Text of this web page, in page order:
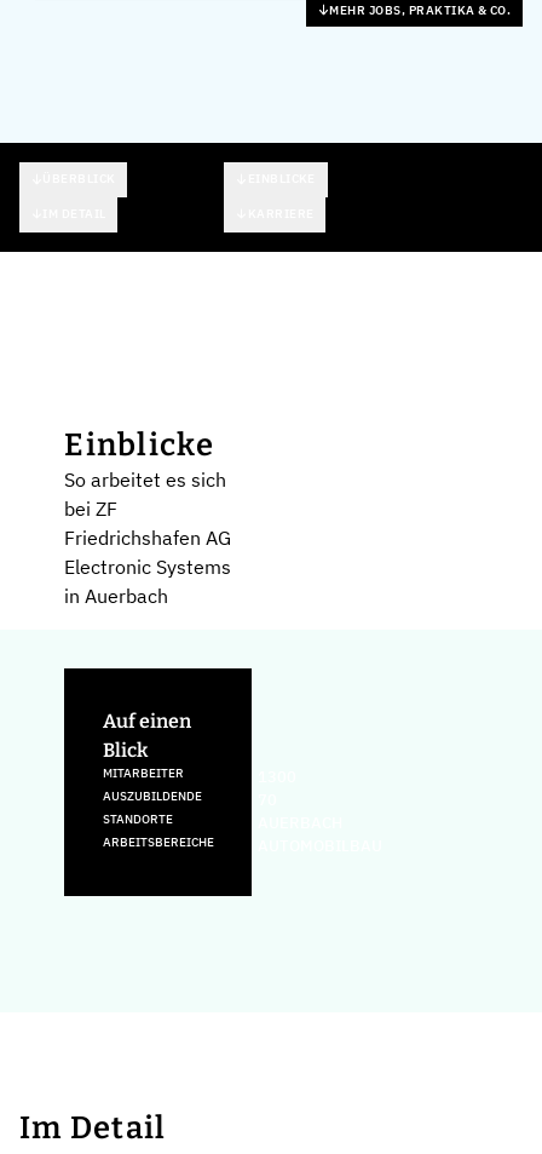
MEHR JOBS, PRAKTIKA & CO.
Einblicke
So arbeitet es sich
bei ZF
Friedrichshafen AG
Electronic Systems
in Auerbach
Auf einen
Blick
MITARBEITER
AUSZUBILDENDE
STANDORTE
ARBEITSBEREICHE
Im Detail